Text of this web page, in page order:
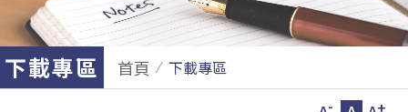
下載專區 首頁
下載專區
- +